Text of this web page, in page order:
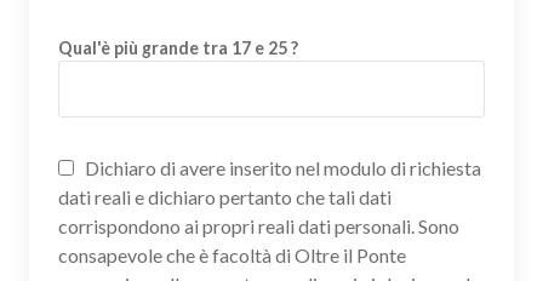
Qual'è più grande tra 17 e 25 ?
Dichiaro di avere inserito nel modulo di richiesta
dati reali e dichiaro pertanto che tali dati
corrispondono ai propri reali dati personali. Sono
consapevole che è facoltà di Oltre il Ponte